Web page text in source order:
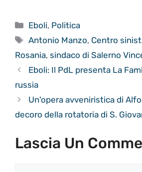
Categorie
Eboli, Politica
Tag
Antonio Manzo, Centro
Rosania, sindaco di Salerno
Eboli: Il PdL presenta La
russia
Un'opera avveniristica di
decoro della rotatoria di S.
Lascia Un